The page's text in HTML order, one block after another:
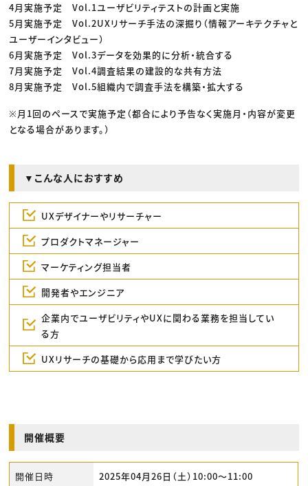
4月実施予定 Vol.1ユーザビリティテストの計画と実施
5月実施予定 Vol.2UXリサーチ手法の深掘り（情報アーキテクチャと
ユーザーインタビュー）
6月実施予定 Vol.3データを効果的に分析・統合する
7月実施予定 Vol.4調査結果の建設的な共有方法
8月実施予定 Vol.5組織内で調査手法を構築・拡大する
※月1回のペースで実施予定（都合により予告なく実施月・内容が変更
となる場合があります。）
▼こんな人におすすめ
UXデザイナーやリサーチャー
プロダクトマネージャー
マーケティング担当者
開発者やエンジニア
企業内でユーザビリティやUXに関わる業務を担当してい
る方
UXリサーチの基礎から応用まで学びたい方
開催概要
開催日時 2025年04月26日（土）10:00〜11:00